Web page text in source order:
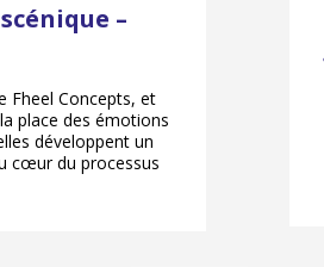
–
Fheel Concepts, et
place des émotions
développent un
cœur du processus